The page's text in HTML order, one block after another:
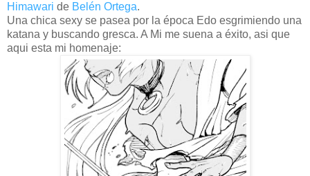
Himawari de Belén Ortega.
Una chica sexy se pasea por la época Edo esgrimiendo una
katana y buscando gresca. A Mi me suena a éxito, asi que
aqui esta mi homenaje: